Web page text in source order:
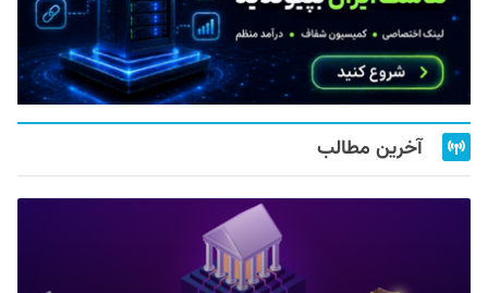
آخرین مطالب